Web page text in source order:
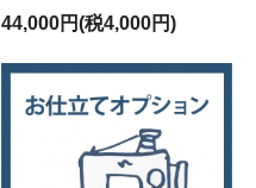
44,000円(税4,000円)